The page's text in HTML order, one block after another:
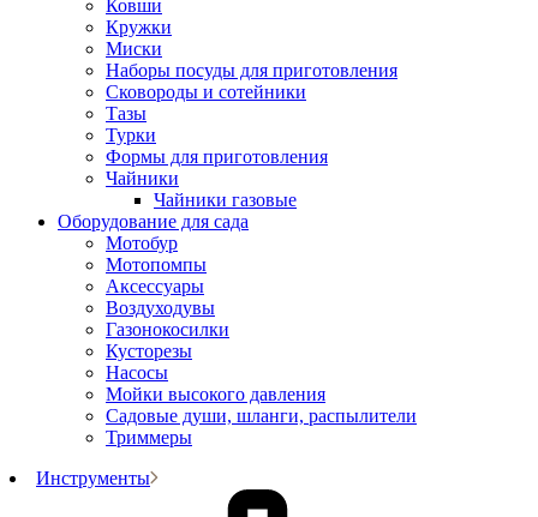
Ковши
Кружки
Миски
Наборы посуды для приготовления
Сковороды и сотейники
Тазы
Турки
Формы для приготовления
Чайники
Чайники газовые
Оборудование для сада
Мотобур
Мотопомпы
Аксессуары
Воздуходувы
Газонокосилки
Кусторезы
Насосы
Мойки высокого давления
Садовые души, шланги, распылители
Триммеры
Инструменты